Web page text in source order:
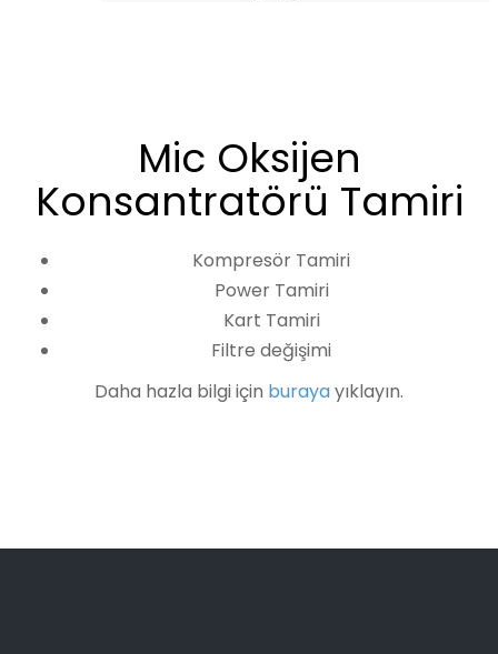
Mic Oksijen
Konsantratörü Tamiri
Kompresör Tamiri
Power Tamiri
Kart Tamiri
Filtre değişimi
Daha hazla bilgi için burayayıklayın.